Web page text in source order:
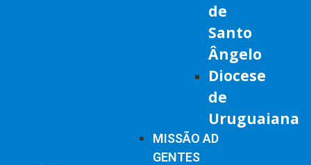
de
Santo
Ângelo
Diocese
de
Uruguaiana
MISSÃO AD
GENTES